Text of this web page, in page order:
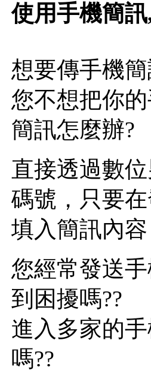
使用手機簡
想要傳手機
您不想把你
簡訊怎麼辦?
直接透過數
碼號，只要
填入簡訊內
您經常發送
到困擾嗎??
進入多家的
嗎??